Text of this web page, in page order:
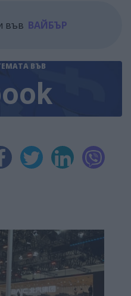
във ВАЙБЪР
ВЪВ